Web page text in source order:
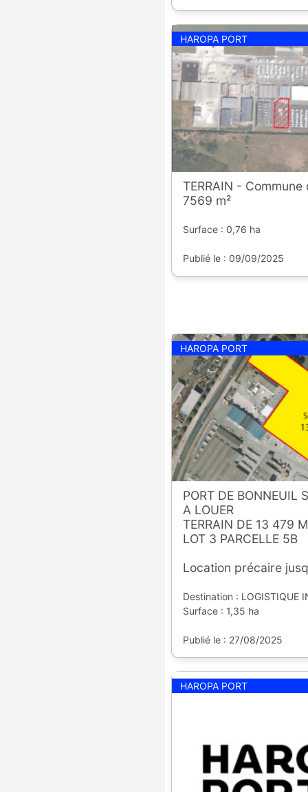
HAROPA PORT
TERRAIN - Commune
7569 m²
Surface : 0,76 ha
Publié le : 09/09/2025
HAROPA PORT
PORT DE BONNEUIL
A LOUER
TERRAIN DE 13 479
LOT 3 PARCELLE 5B
Location précaire
Destination : LOGISTIQUE
Surface : 1,35 ha
Publié le : 27/08/2025
HAROPA PORT